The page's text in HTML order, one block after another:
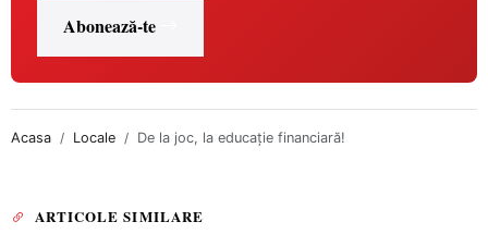
Abonează-te
Acasa Locale De la joc, la educație financiară!
ARTICOLE SIMILARE